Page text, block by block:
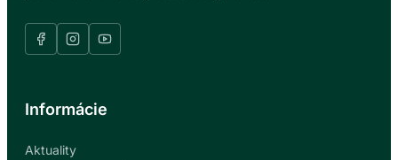
Informácie
Aktuality